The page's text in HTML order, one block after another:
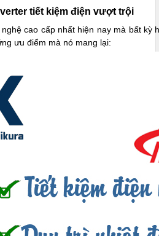
tiết kiệm điện vượt trội
cao cấp nhất hiện nay mà bất
ưu điểm mà nó mang lại: